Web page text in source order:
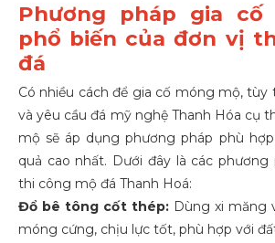
Phương pháp gia cố
phổ biến của đơn vị
đá
Có nhiều cách để gia cố móng mộ, tùy
và yêu cầu đá mỹ nghệ Thanh Hóa cụ
mộ sẽ áp dụng phương pháp phù
quả cao nhất. Dưới đây là các phương
thi công mộ đá Thanh Hoá:
Đổ bê tông cốt thép: Dùng xi măng
móng cứng, chịu lực tốt, phù hợp với